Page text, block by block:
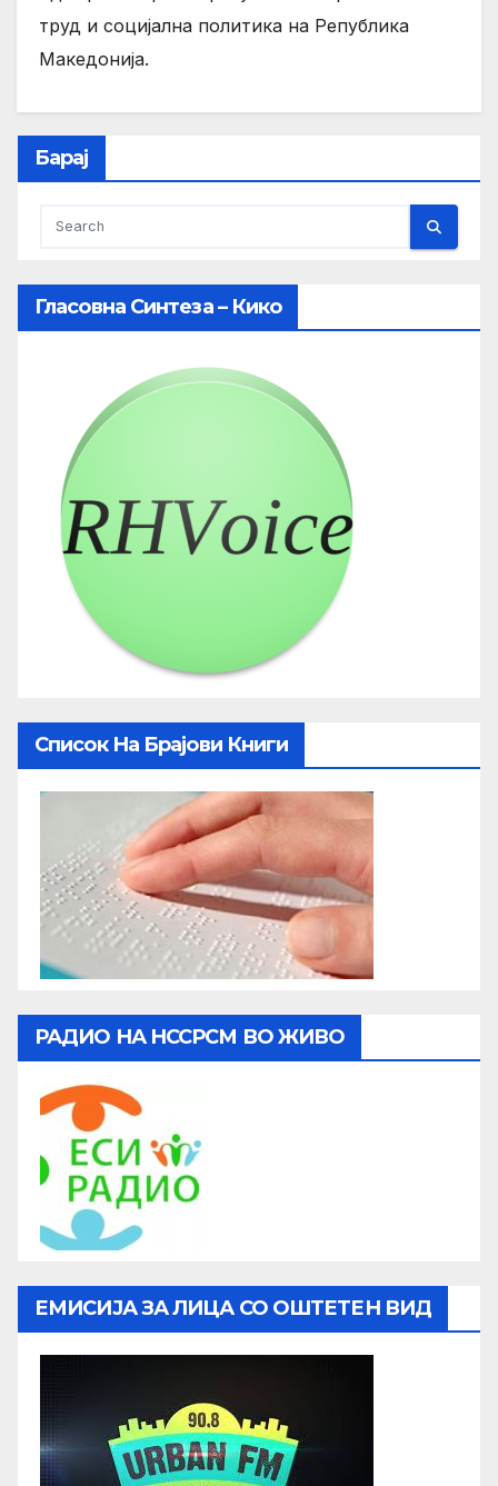
труд и социјална политика на Република
Македонија.
Барај
Гласовна Синтеза – Кико
Список На Брајови Книги
РАДИО НА НССРСМ ВО ЖИВО
ЕМИСИЈА ЗА ЛИЦА СО ОШТЕТЕН ВИД